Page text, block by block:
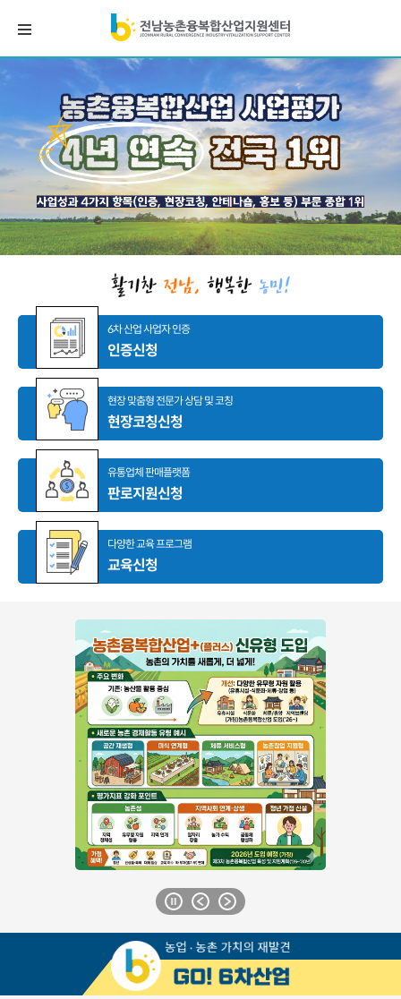
6차 산업 사업자 인증
인증신청
현장 맞춤형 전문가 상담 및 코칭
현장코칭신청
유통업체 판매플랫폼
판로지원신청
다양한 교육 프로그램
교육신청